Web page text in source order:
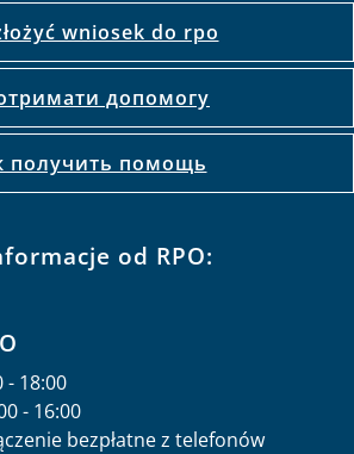
wniosek do rpo
допомогу
получить помощь
od RPO:
- 18:00
- 16:00
bezpłatne z telefonów